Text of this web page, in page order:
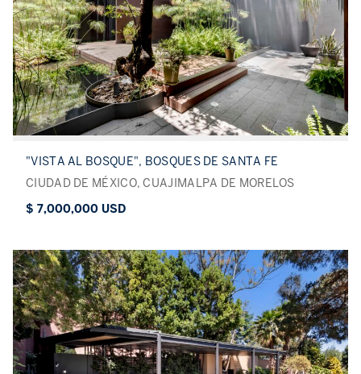
"VISTA AL BOSQUE", BOSQUES DE SANTA FE
CIUDAD DE MÉXICO, CUAJIMALPA DE MORELOS
$ 7,000,000 USD